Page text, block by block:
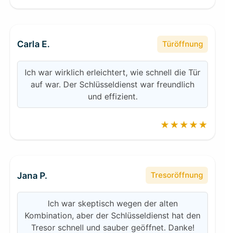
Carla E. Türöffnung
Ich war wirklich erleichtert, wie schnell die Tür
auf war. Der Schlüsseldienst war freundlich
und effizient.
★★★★★
Jana P. Tresoröffnung
Ich war skeptisch wegen der alten
Kombination, aber der Schlüsseldienst hat den
Tresor schnell und sauber geöffnet. Danke!